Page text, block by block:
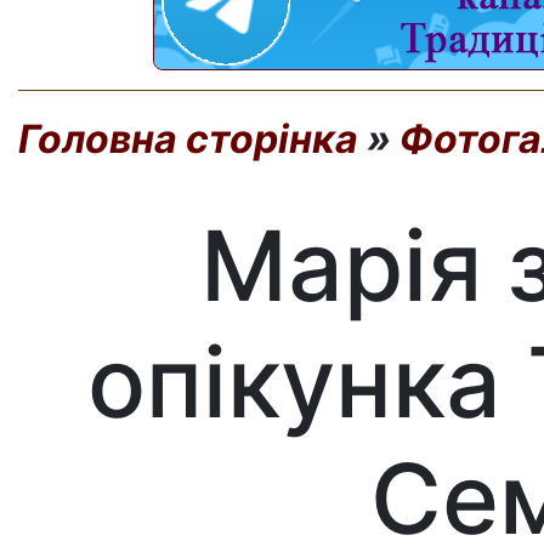
Головна сторінка »
Марія
опікунка